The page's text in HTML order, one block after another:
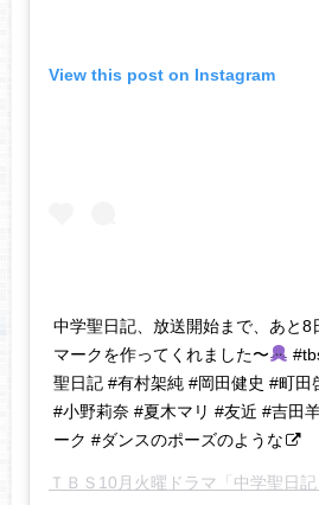
View this post on Instagram
中学聖日記、放送開始まで、あと8
マークを作ってくれました〜
聖日記 #有村架純 #岡田健史 #町田
#小野莉奈 #夏木マリ #友近 #吉田
ーク #ダンスのポーズのような
ＴＢＳ10月火曜ドラマ「中学聖日記